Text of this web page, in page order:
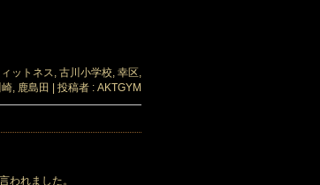
ットネス, 古川小学校, 幸区,
, 鹿島田 投稿者 : AKTGYM
われました。